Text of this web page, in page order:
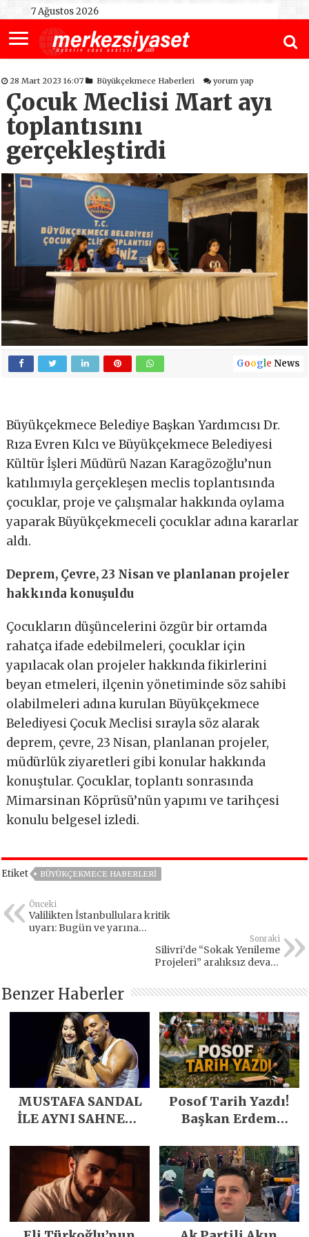
7 Ağustos 2026
28 Mart 2023 16:07 Büyükçekmece Haberleri yorum yap
Çocuk Meclisi Mart ayı
toplantısını
gerçekleştirdi
Google News
Büyükçekmece Belediye Başkan Yardımcısı Dr.
Rıza Evren Kılcı ve Büyükçekmece Belediyesi
Kültür İşleri Müdürü Nazan Karagözoğlu’nun
katılımıyla gerçekleşen meclis toplantısında
çocuklar, proje ve çalışmalar hakkında oylama
yaparak Büyükçekmeceli çocuklar adına kararlar
aldı.
Deprem, Çevre, 23 Nisan ve planlanan projeler
hakkında konuşuldu
Çocukların düşüncelerini özgür bir ortamda
rahatça ifade edebilmeleri, çocuklar için
yapılacak olan projeler hakkında fikirlerini
beyan etmeleri, ilçenin yönetiminde söz sahibi
olabilmeleri adına kurulan Büyükçekmece
Belediyesi Çocuk Meclisi sırayla söz alarak
deprem, çevre, 23 Nisan, planlanan projeler,
müdürlük ziyaretleri gibi konular hakkında
konuştular. Çocuklar, toplantı sonrasında
Mimarsinan Köprüsü’nün yapımı ve tarihçesi
konulu belgesel izledi.
Etiket BÜYÜKÇEKMECE HABERLERI
Önceki
Valilikten İstanbullulara kritik
uyarı: Bugün ve yarına
Sonraki
Silivri’de “Sokak Yenileme
Projeleri” aralıksız devam
Benzer Haberler
MUSTAFA SANDAL
İLE AYNI SAHNEDE
Posof Tarih Yazdı!
Başkan Erdem
Emeğiyle Son
Yılların En Büyük
Festivali
Gerçekleşti